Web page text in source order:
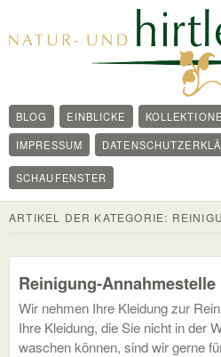
BLOG EINBLICKE
IMPRESSUM
SCHAUFENSTER
ARTIKEL DER KATEGORIE:
Reinigung-Annahmestelle
Wir nehmen Ihre Kleidung zur
Ihre Kleidung, die Sie nicht in der
waschen können, sind wir gerne